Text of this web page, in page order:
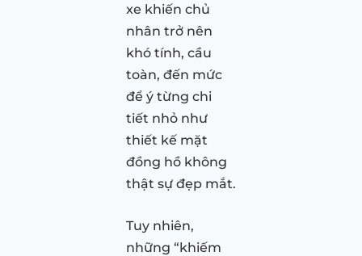
xe khiến chủ
nhân trở nên
khó tính, cầu
toàn, đến mức
để ý từng chi
tiết nhỏ như
thiết kế mặt
đồng hồ không
thật sự đẹp mắt.
Tuy nhiên,
những “khiếm